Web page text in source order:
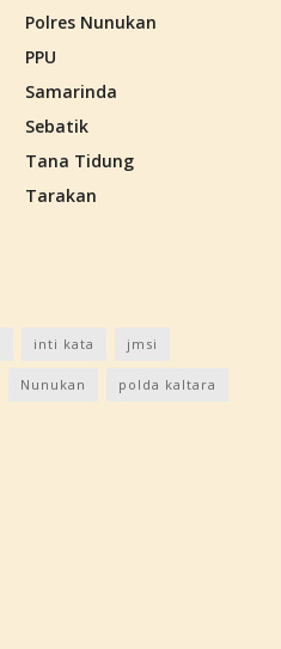
Polres Nunukan
PPU
Samarinda
Sebatik
Tana Tidung
Tarakan
inti kata jmsi
Nunukan polda kaltara